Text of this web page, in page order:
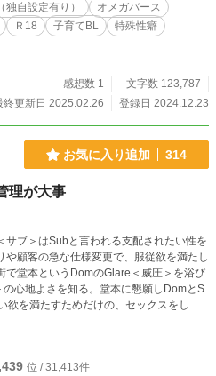
の概
はもれなくアルファと同じフェロモンを
界でたった一人のオメガとして強く逞
な話。 を主なベースで書い
ていきます ※授乳シーン、特殊性癖注意
独自設定有り）
オメガバース
Ｒ18 子育てBL
特殊性癖
感想数 1
文字数 123,787
終更新日 2025.02.26
登録日 2024.12.23
お気に入り追加 314
理が大事
ブ＞はSubと言われる支配されたい性を
顧客の急な仕様変更で、服従欲を満たし
で堂本というDomのGlare＜威圧＞を浴び
心地よさを知る。堂本に懇願しDomとS
欲を満たすためだけの、セックスをしな
う。 完全に犬扱いされて楽しんでいた
がなくすぐに勃起してしまい、呆れた堂
。 わんこ攻め×女王様受け／Sub攻め×Do
位 / 31,413件